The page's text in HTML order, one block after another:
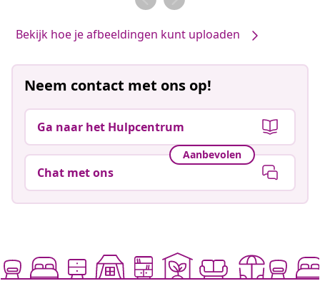
Bekijk hoe je afbeeldingen kunt uploaden
Neem contact met ons op!
Ga naar het Hulpcentrum
Aanbevolen
Chat met ons